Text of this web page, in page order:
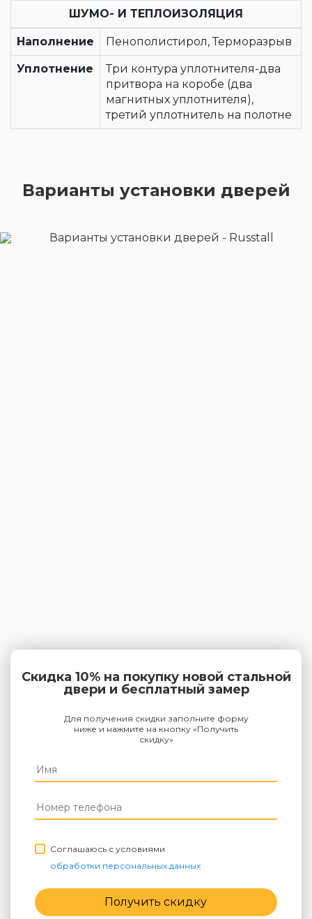
ШУМО- И ТЕПЛОИЗОЛЯЦИЯ
Наполнение Пенополистирол, Терморазрыв
Уплотнение
Три контура уплотнителя-два
притвора на коробе (два
магнитных уплотнителя),
третий уплотнитель на полотне
Варианты установки дверей
Скидка 10% на покупку новой стальной
двери и бесплатный замер
Для получения скидки заполните форму
ниже и нажмите на кнопку «Получить
скидку»
Соглашаюсь с условиями
обработки персональных данных
Получить скидку